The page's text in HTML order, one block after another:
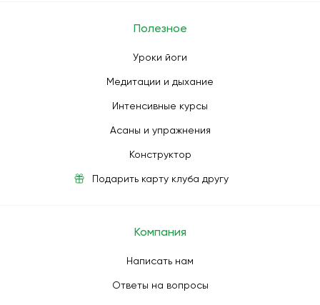
Полезное
Уроки йоги
Медитации и дыхание
Интенсивные курсы
Асаны и упражнения
Конструктор
Подарить карту клуба другу
Компания
Написать нам
Ответы на вопросы